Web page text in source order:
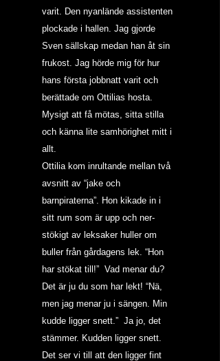
varit. Den nyanlände assistenten
plockade i hallen. Jag gjorde
Sven sällskap medan han åt sin
frukost. Jag hörde mig för hur
hans första jobbnatt varit och
berättade om Ottilias hosta.
Mysigt att få mötas, sitta stilla
och känna lite samhörighet mitt i
allt.
Ottilia kom inrultande mellan två
avsnitt av “jake och
barnpiraterna”. Hon kikade in i
sitt rum som är upp och ner-
stökigt av leksaker huller om
buller från gårdagens lek. “Hon
har stökat till!”  Vad menar du?
Det är ju du som har lekt! “Nä,
men jag menar ju i sängen. Min
kudde ligger snett.”  Ja jo, det
stämmer. Kudden ligger snett.
Det ser vi till att den ligger fint